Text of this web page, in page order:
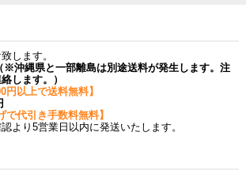
します。
※沖縄県と一部離島は別途送料が発生します。注
します。）
円以上で送料無料】
で代引き手数料無料】
より5営業日以内に発送いたします。